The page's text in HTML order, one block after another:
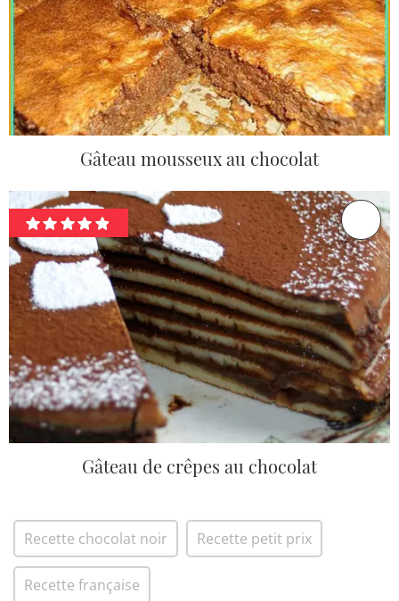
Gâteau mousseux au chocolat
Gâteau de crêpes au chocolat
Recette chocolat noir Recette petit prix
Recette française